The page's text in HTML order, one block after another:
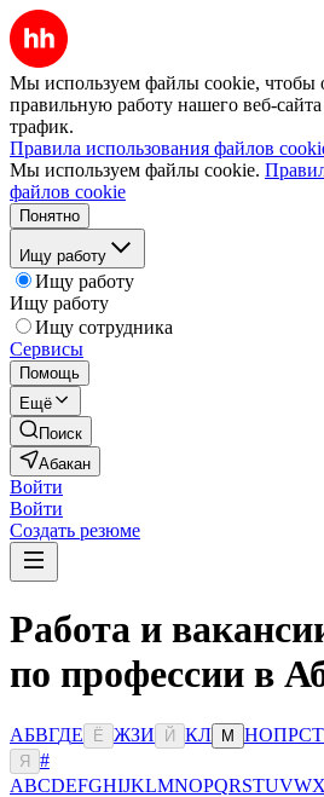
Мы используем файлы cookie, чтобы
правильную работу нашего веб-
трафик.
Правила использования файлов
Мы используем файлы cookie.
файлов cookie
Понятно
Ищу работу
Ищу работу
Ищу работу
Ищу сотрудника
Сервисы
Помощь
Ещё
Поиск
Абакан
Войти
Войти
Создать резюме
Работа и
по профессии в
АБВГДЕ Ё ЖЗИ Й КЛ М НОПРСТ
Я
#
ABCDEFGHIJKLMNOPQRSTUVWX